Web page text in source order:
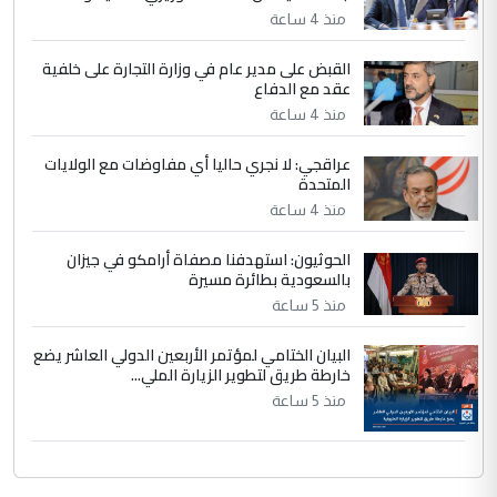
الحسنية لزرع ...
الموضوع :
مكتب السيد احمد الصافي : لا يوجود
لدينا اي حساب على الفيس بوك وتويتر
منذ 4 ساعة
القبض على مدير عام في وزارة التجارة على خلفية
عقد مع الدفاع
منذ 4 ساعة
عراقجي: لا نجري حاليا أي مفاوضات مع الولايات
المتحدة
منذ 4 ساعة
الحوثيون: استهدفنا مصفاة أرامكو في جيزان
بالسعودية بطائرة مسيرة
منذ 5 ساعة
البيان الختامي لمؤتمر الأربعين الدولي العاشر يضع
خارطة طريق لتطوير الزيارة الملي...
منذ 5 ساعة